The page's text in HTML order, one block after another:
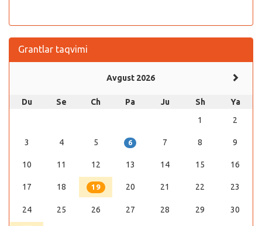
Grantlar taqvimi
Avgust 2026
Du Se Ch Pa Ju Sh
Ya
1
2
3 4 5 6 7 8 9
10 11 12 13 14 15 16
17 18 19 20 21 22 23
24 25 26 27 28 29 30